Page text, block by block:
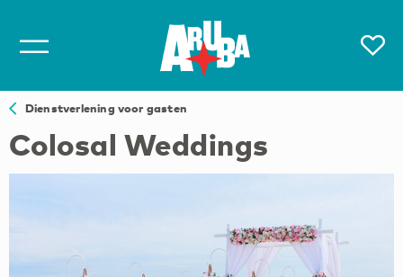
Dienstverlening voor gasten
Colosal Weddings